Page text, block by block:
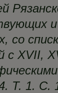
и
со
с XVII,
Т. 1. С.